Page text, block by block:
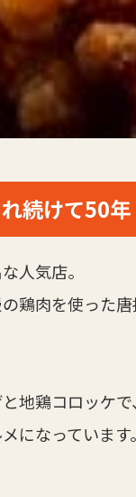
続けて50
人気店。
鶏肉を使った
地鶏コロッケ
になっています